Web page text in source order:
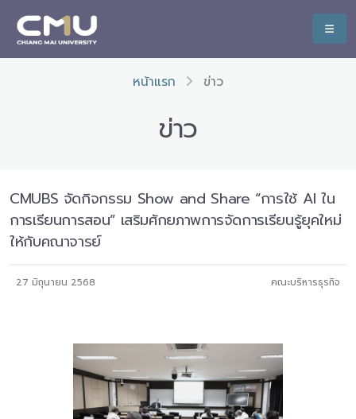
หน้าแรก ข่าว
ข่าว
CMUBS จัดกิจกรรม Show and Share “การใช้ AI ใน
การเรียนการสอน” เสริมศักยภาพการจัดการเรียนรู้ยุคใหม่
ให้กับคณาจารย์
27 มิถุนายน 2568 คณะบริหารธุรกิจ